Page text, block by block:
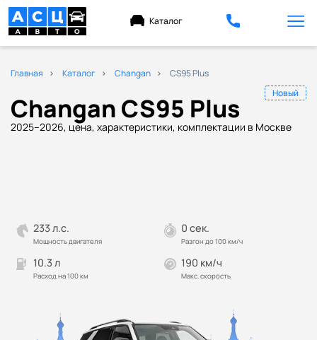
Каталог
Главная Каталог Changan CS95 Plus
Changan CS95 Plus
2025–2026, цена, характеристики, комплектации в Москве
Новый
233 л.с.
Мощность двигателя
0 сек.
Разгон до 100 км/ч
10.3 л
Расход на 100 км
190 км/ч
Макс. скорость